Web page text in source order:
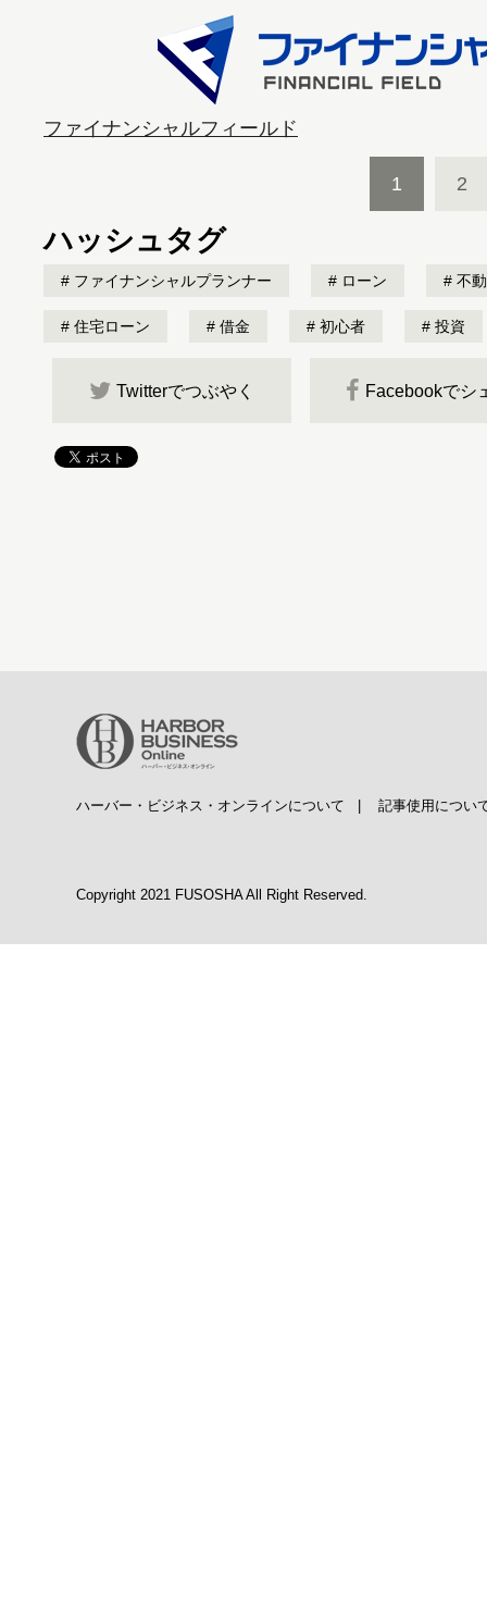
ファイナンシャルフィールド
1 2
ハッシュタグ
ファイナンシャルプランナー ローン 不
住宅ローン 借金 初心者 投資
Twitterでつぶやく Facebookでシ
ハーバー・ビジネス・オンラインについて 記事使用につい
Copyright 2021 FUSOSHA All Right Reserved.